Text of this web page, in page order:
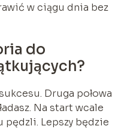
w ciągu dnia bez
do
Druga połowa
Na start wcale
Lepszy będzie